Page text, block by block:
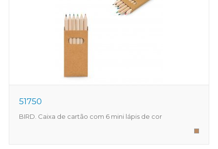
51750
BIRD. Caixa de cartão com 6 mini lápis de cor